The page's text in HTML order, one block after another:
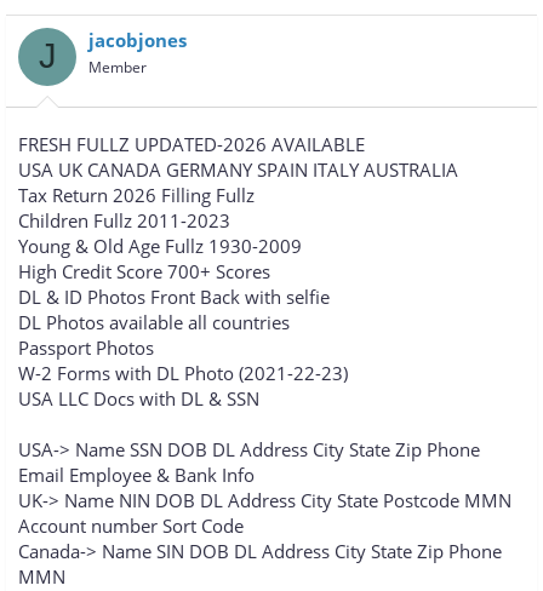
r
a
d
s
a
r
t
e
r
à
y
g
i
J jacobjones
Member
FRESH FULLZ UPDATED-2026 AVAILABLE
USA UK CANADA GERMANY SPAIN ITALY AUSTRALIA
Tax Return 2026 Filling Fullz
Children Fullz 2011-2023
Young & Old Age Fullz 1930-2009
High Credit Score 700+ Scores
DL & ID Photos Front Back with selfie
DL Photos available all countries
Passport Photos
W-2 Forms with DL Photo (2021-22-23)
USA LLC Docs with DL & SSN
USA-> Name SSN DOB DL Address City State Zip Phone
Email Employee & Bank Info
UK-> Name NIN DOB DL Address City State Postcode MMN
Account number Sort Code
Canada-> Name SIN DOB DL Address City State Zip Phone
MMN